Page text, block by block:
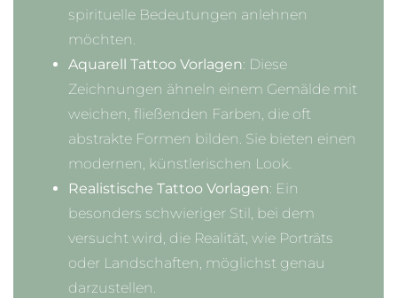
spirituelle Bedeutungen anlehnen
möchten.
Aquarell Tattoo Vorlagen: Diese
Zeichnungen ähneln einem Gemälde mit
weichen, fließenden Farben, die oft
abstrakte Formen bilden. Sie bieten einen
modernen, künstlerischen Look.
Realistische Tattoo Vorlagen: Ein
besonders schwieriger Stil, bei dem
versucht wird, die Realität, wie Porträts
oder Landschaften, möglichst genau
darzustellen.